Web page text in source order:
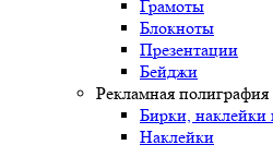
Грамоты
Блокноты
Презентации
Бейджи
Рекламная полиграфия
Бирки, наклейки
Наклейки